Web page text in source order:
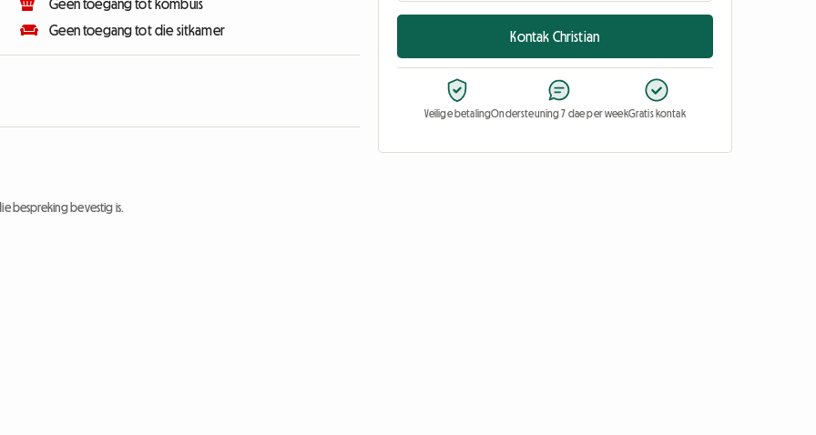
Geen toegang tot kombuis
Geen toegang tot die sitkamer
bespreking bevestig is.
Kontak Christian
Veilige betalingOndersteuning 7 dae per weekGratis kontak